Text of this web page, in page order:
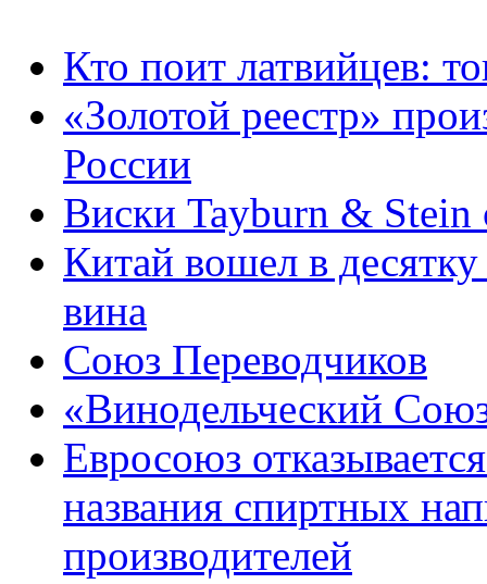
Кто поит латвийцев:
«Золотой реестр»
России
Виски Tayburn & Stein
Китай вошел в
вина
Союз Переводчиков
«Винодельческий
Евросоюз
названия спиртных
производителей